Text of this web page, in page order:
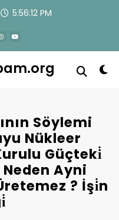
5:56:12 PM
Söylemi
Nükleer
Güçteki̇
Ayni
? İşi̇n